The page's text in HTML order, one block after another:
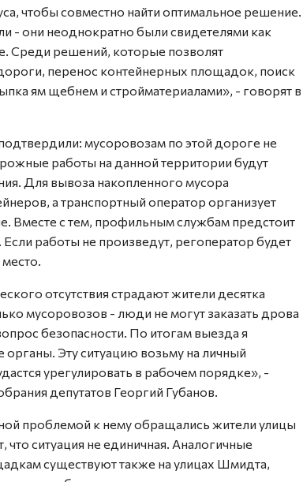
чтобы совместно найти оптимальное решение.
- они неоднократно были свидетелями как
Среди решений, которые позволят
перенос контейнерных площадок, поиск
ям щебнем и стройматериалами», - говорят в
мусоровозам по этой дороге не
работы на данной территории будут
Для вывоза накопленного мусора
а транспортный оператор организует
Вместе с тем, профильным службам предстоит
работы не произведут, регоператор будет
отсутствия страдают жители десятка
мусоровозов - люди не могут заказать дрова
безопасности. По итогам выезда я
Эту ситуацию возьму на личный
урегулировать в рабочем порядке», -
депутатов Георгий Губанов.
проблемой к нему обращались жители улицы
ситуация не единичная. Аналогичные
существуют также на улицах Шмидта,